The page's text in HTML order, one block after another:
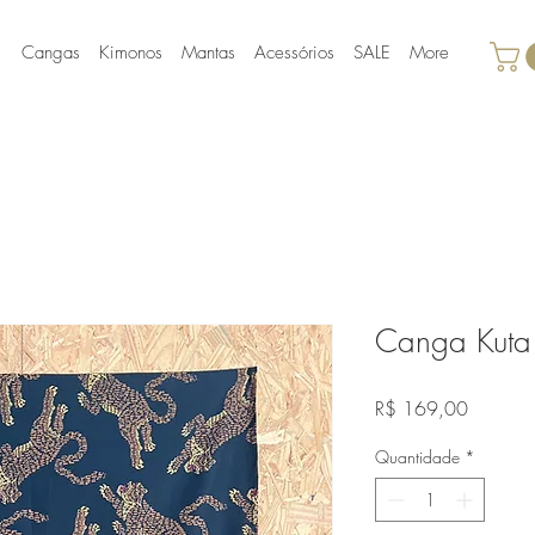
Cangas Kimonos Mantas Acessórios SALE
More
Canga Kuta
R$ 169,00Preço
Quantidade *